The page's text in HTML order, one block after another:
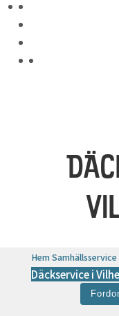
HemSamhällsservice
Däckservice i